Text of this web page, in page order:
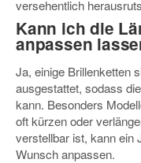
versehentlich
Kann ich die
anpassen
Ja, einige Brillenketten
ausgestattet, sodass
kann. Besonders
oft kürzen oder
verstellbar ist, kann ein
Wunsch anpassen.